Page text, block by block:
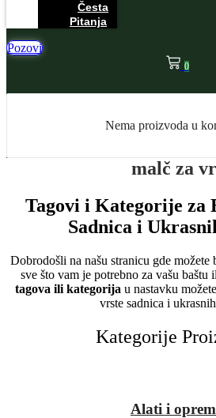
Česta
Pitanja
Pozovi
0
Nema proizvoda u
malč za
Tagovi i Kategorije za
Sadnica i
Dobrodošli na našu stranicu gde možete
sve što vam je potrebno za vašu
tagova ili kategorija u nastavku
vrste sadnica i
Kategorije
Alati i